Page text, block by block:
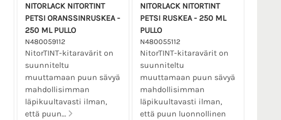
NITORLACK NITORTINT
PETSI ORANSSINRUSKEA -
250 ML PULLO
N480059112
NitorTINT-kitaravärit on
suunniteltu
muuttamaan puun sävyä
mahdollisimman
läpikuultavasti ilman,
että puun...
NITORLACK NITORTINT
PETSI RUSKEA - 250 ML
PULLO
N480055112
NitorTINT-kitaravärit on
suunniteltu
muuttamaan puun sävyä
mahdollisimman
läpikuultavasti ilman,
että puun luonnollinen